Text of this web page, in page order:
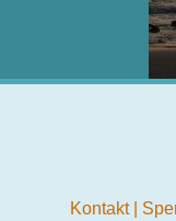
Kontakt